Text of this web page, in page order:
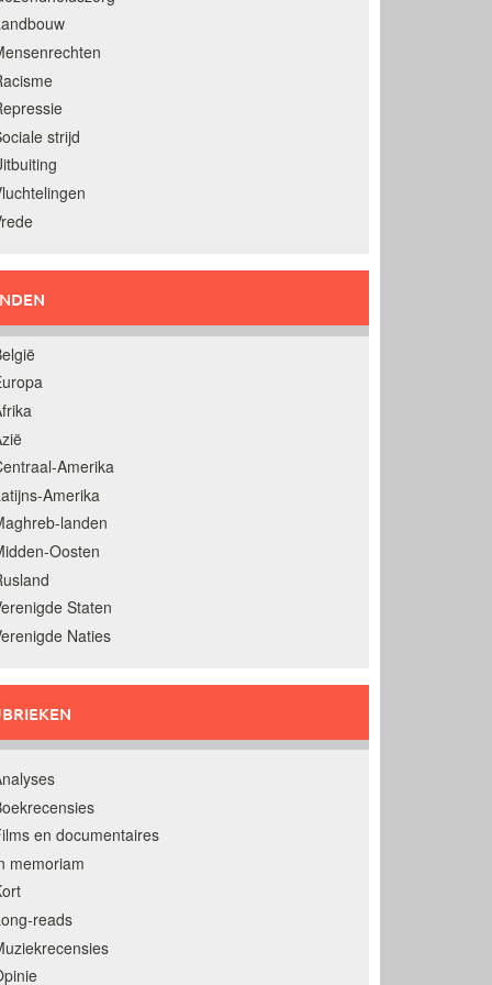
strijd
Amerika
Amerika
landen
Oosten
Staten
Naties
en documentaires
memoriam
reads